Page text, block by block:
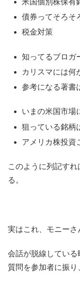
米国個別株保有
債券ってそろそ
税金対策
知ってるブロガ
カリスマには何
参考になる著書
いまの米国市場
狙っている銘
アメリカ株投資
このように列記す
る。
実はこれ、モニーさ
会話が脱線してい
質問を参加者に振り